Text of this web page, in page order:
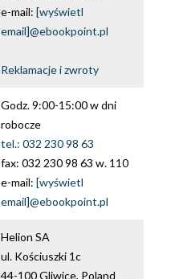
e-mail: [wyświetl
email]@ebookpoint.pl
Reklamacje i zwroty
Godz. 9:00-15:00 w dni
robocze
tel.: 032 230 98 63
fax: 032 230 98 63 w. 110
e-mail: [wyświetl
email]@ebookpoint.pl
Helion SA
ul. Kościuszki 1c
44-100 Gliwice, Poland